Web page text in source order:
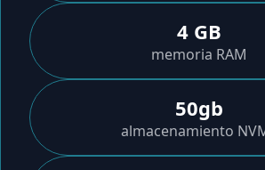
4 GB
memoria RAM
50gb
almacenamiento